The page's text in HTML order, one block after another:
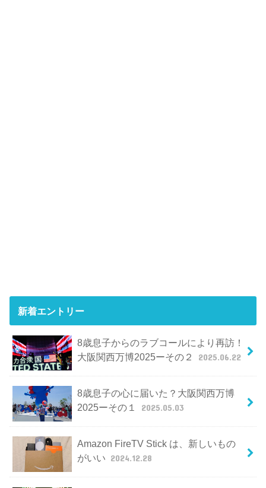
新着エントリー
8歳息子からのラブコールにより再訪！
大阪関西万博2025ーその２
2025.06.22
8歳息子の心に届いた？大阪関西万博
2025ーその１
2025.05.03
Amazon FireTV Stick は、新しいもの
がいい 2024.12.28